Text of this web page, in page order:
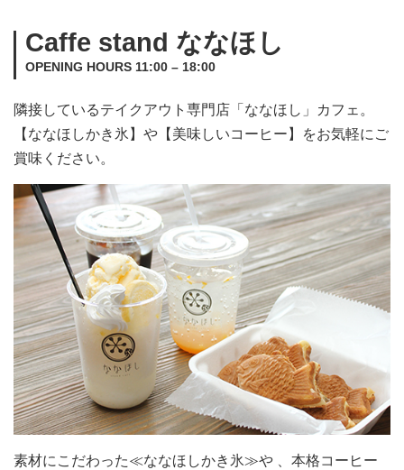
Caffe stand ななほし
OPENING HOURS 11:00 – 18:00
隣接しているテイクアウト専門店「ななほし」カフェ。
【ななほしかき氷】や【美味しいコーヒー】をお気軽にご
賞味ください。
素材にこだわった≪ななほしかき氷≫や 、本格コーヒー